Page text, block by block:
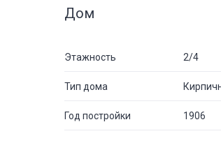
Дом
Этажность 2/4
Тип дома
Год постройки 1906